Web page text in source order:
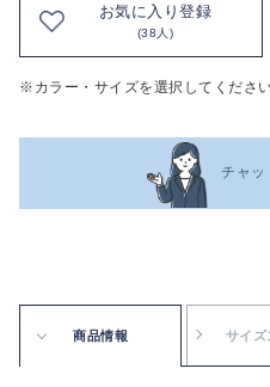
お気に入り登録
(38人)
※カラー・サイズを選択してくださ
チャッ
商品情報 サイズ